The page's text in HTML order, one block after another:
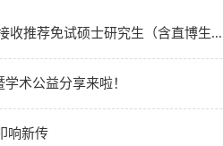
收推荐免试硕士研究生（含直博生...
术公益分享来啦！
响新传